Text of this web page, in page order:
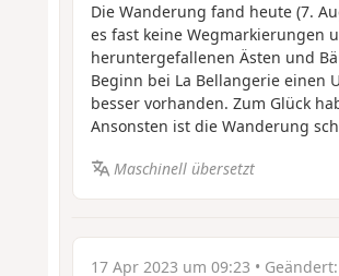
Die Wanderung fand heute (7.
es fast keine Wegmarkierungen
heruntergefallenen Ästen und
Beginn bei La Bellangerie einen
besser vorhanden. Zum Glück
Ansonsten ist die Wanderung
Maschinell übersetzt
17 Apr 2023 um 09:23 • Geändert: